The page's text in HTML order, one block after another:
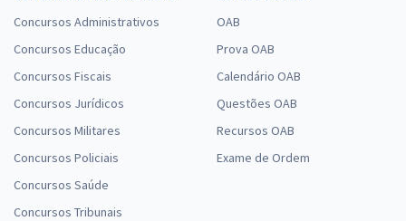
Concursos Administrativos
Concursos Educação
Concursos Fiscais
Concursos Jurídicos
Concursos Militares
Concursos Policiais
Concursos Saúde
Concursos Tribunais
OAB
Prova OAB
Calendário OAB
Questões OAB
Recursos OAB
Exame de Ordem